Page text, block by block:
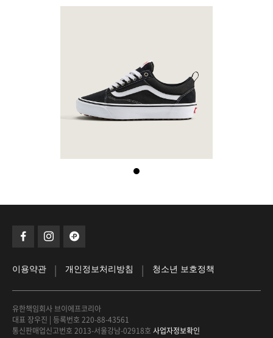
이용약관 | 개인정보처리방침 | 청소년 보호정책
유한책임회사 브이에프코리아
대표 장우진 | 등록번호 220-88-43561
통신판매업신고번호 2013-서울강남-02918호 사업자정보확인